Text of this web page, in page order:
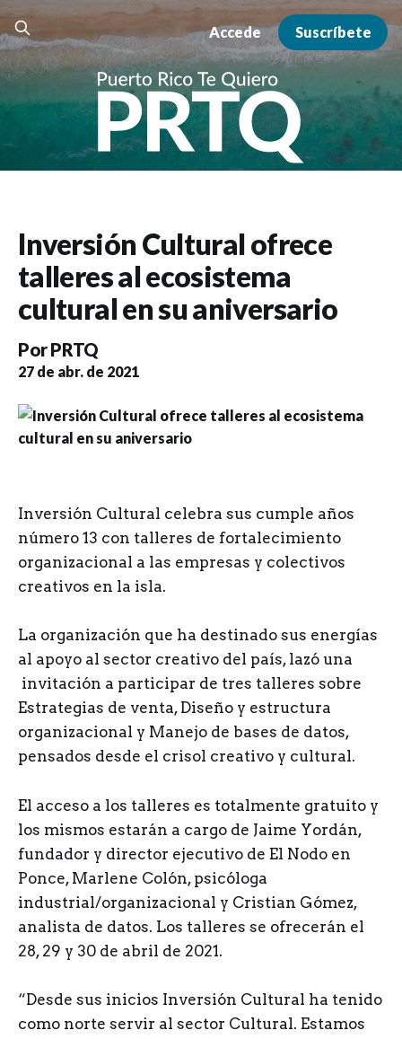
Accede Suscríbete
Inversión Cultural ofrece
talleres al ecosistema
cultural en su aniversario
PorPRTQ
27 de abr. de 2021
Inversión Cultural celebra sus cumple años
número 13 con talleres de fortalecimiento
organizacional a las empresas y colectivos
creativos en la isla.
La organización que ha destinado sus energías
al apoyo al sector creativo del país, lazó una
invitación a participar de tres talleres sobre
Estrategias de venta, Diseño y estructura
organizacional y Manejo de bases de datos,
pensados desde el crisol creativo y cultural.
El acceso a los talleres es totalmente gratuito y
los mismos estarán a cargo de Jaime Yordán,
fundador y director ejecutivo de El Nodo en
Ponce, Marlene Colón, psicóloga
industrial/organizacional y Cristian Gómez,
analista de datos. Los talleres se ofrecerán el
28, 29 y 30 de abril de 2021.
“Desde sus inicios Inversión Cultural ha tenido
como norte servir al sector Cultural. Estamos